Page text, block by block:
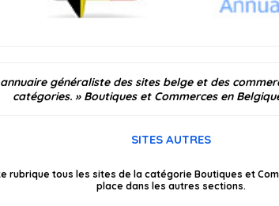
généraliste des sites belge et des
catégories. » Boutiques et Commerces en
SITES AUTRES
rubrique tous les sites de la catégorie Boutiques et
place dans les autres sections.